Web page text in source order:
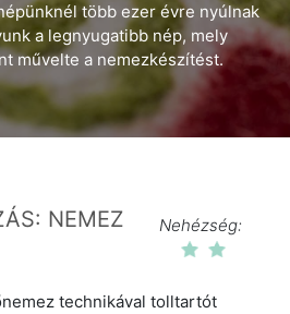
több ezer évre nyúlnak
a legnyugatibb nép, mely
művelte a nemezkészítést.
NEMEZ
Nehézség:
technikával tolltartót